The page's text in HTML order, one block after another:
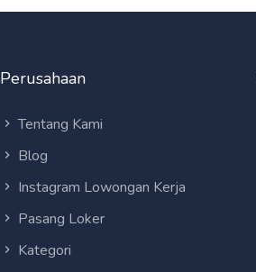
Perusahaan
Tentang Kami
Blog
Instagram Lowongan Kerja
Pasang Loker
Kategori